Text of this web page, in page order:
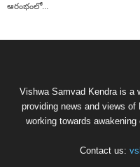
ఆరంభంలో...
Vishwa Samvad Kendra is a
providing news and views
working towards
Contact us: